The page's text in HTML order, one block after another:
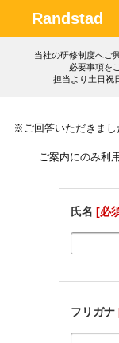
Randstad
当社の研修制度へご
必要事項を
担当より土日祝
※ご回答いただきまし
ご案内にのみ利
氏名 [必
フリガナ